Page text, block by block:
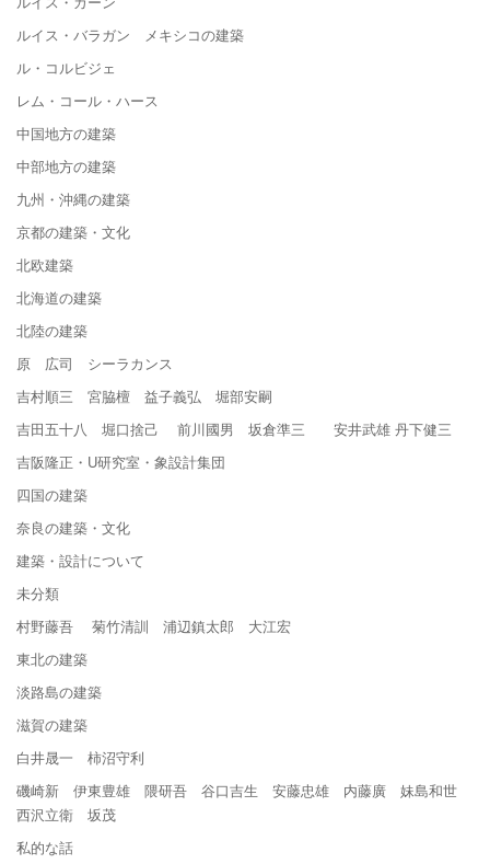
ルイス・バラガン メキシコの建築
ル・コルビジェ
レム・コール・ハース
中国地方の建築
中部地方の建築
九州・沖縄の建築
京都の建築・文化
北欧建築
北海道の建築
北陸の建築
原 広司 シーラカンス
吉村順三 宮脇檀 益子義弘 堀部安嗣
吉田五十八 堀口捨己 前川國男 坂倉準三 安井武雄 丹下健三
吉阪隆正・U研究室・象設計集団
四国の建築
奈良の建築・文化
建築・設計について
未分類
村野藤吾 菊竹清訓 浦辺鎮太郎 大江宏
東北の建築
淡路島の建築
滋賀の建築
白井晟一 柿沼守利
磯崎新 伊東豊雄 隈研吾 谷口吉生 安藤忠雄 内藤廣 妹島和世
西沢立衛 坂茂
私的な話